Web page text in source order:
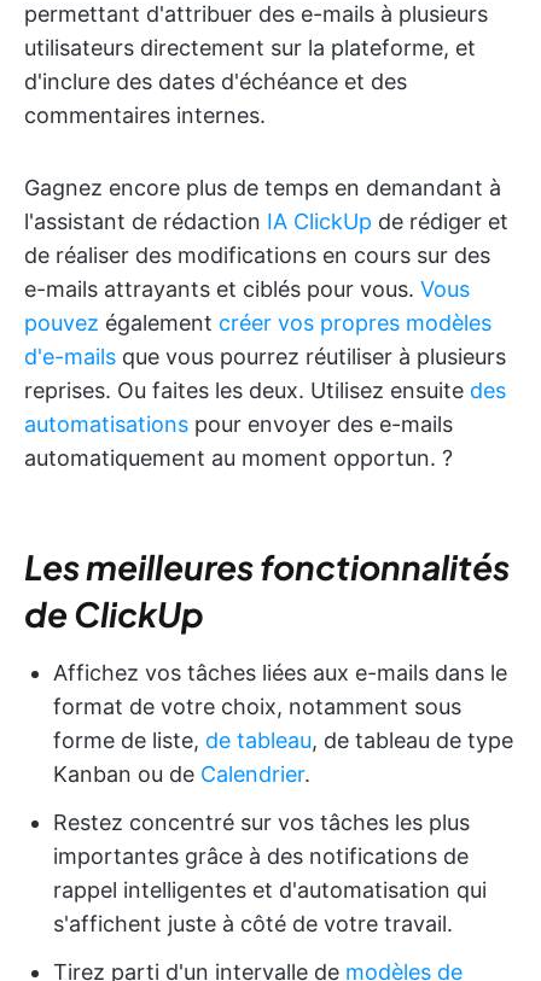
permettant d'attribuer des e-mails à plusieurs
utilisateurs directement sur la plateforme, et
d'inclure des dates d'échéance et des
commentaires internes.
Gagnez encore plus de temps en demandant à
l'assistant de rédaction IA ClickUp de rédiger et
de réaliser des modifications en cours sur des
e-mails attrayants et ciblés pour vous. Vous
pouvez également créer vos propres modèles
d'e-mails que vous pourrez réutiliser à plusieurs
reprises. Ou faites les deux. Utilisez ensuite des
automatisations pour envoyer des e-mails
automatiquement au moment opportun. ?
Les meilleures fonctionnalités
de ClickUp
Affichez vos tâches liées aux e-mails dans le
format de votre choix, notamment sous
forme de liste, de tableau, de tableau de type
Kanban ou de Calendrier.
Restez concentré sur vos tâches les plus
importantes grâce à des notifications de
rappel intelligentes et d'automatisation qui
s'affichent juste à côté de votre travail.
Tirez parti d'un intervalle de modèles de